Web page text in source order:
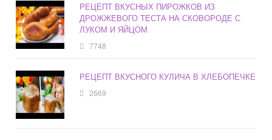
РЕЦЕПТ ВКУСНЫХ ПИРОЖКОВ ИЗ
ДРОЖЖЕВОГО ТЕСТА НА СКОВОРОДЕ С
ЛУКОМ И ЯЙЦОМ
7748
РЕЦЕПТ ВКУСНОГО КУЛИЧА В ХЛЕБОПЕЧКЕ
2669